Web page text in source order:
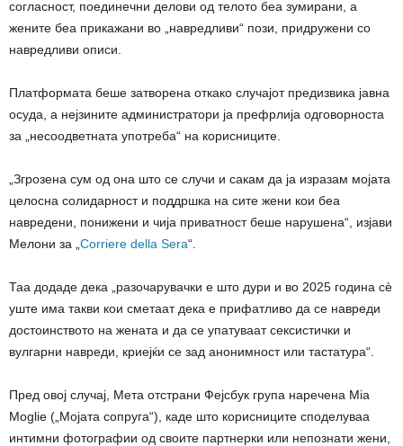
согласност, поединечни делови од телото беа зумирани, а
жените беа прикажани во „навредливи“ пози, придружени со
навредливи описи.
Платформата беше затворена откако случајот предизвика јавна
осуда, а нејзините администратори ја префрлија одговорноста
за „несоодветната употреба“ на корисниците.
„Згрозена сум од она што се случи и сакам да ја изразам мојата
целосна солидарност и поддршка на сите жени кои беа
навредени, понижени и чија приватност беше нарушена“, изјави
Мелони за „ Corriere della Sera“.
Таа додаде дека „разочарувачки е што дури и во 2025 година сè
уште има такви кои сметаат дека е прифатливо да се навреди
достоинството на жената и да се упатуваат сексистички и
вулгарни навреди, криејќи се зад анонимност или тастатура“.
Пред овој случај, Мета отстрани Фејсбук група наречена Mia
Moglie („Мојата сопруга“), каде што корисниците споделуваа
интимни фотографии од своите партнерки или непознати жени,